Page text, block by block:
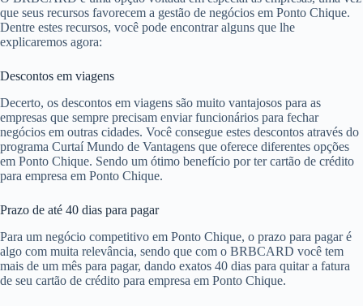
que seus recursos favorecem a gestão de negócios em Ponto Chique.
Dentre estes recursos, você pode encontrar alguns que lhe
explicaremos agora:
Descontos em viagens
Decerto, os descontos em viagens são muito vantajosos para as
empresas que sempre precisam enviar funcionários para fechar
negócios em outras cidades. Você consegue estes descontos através do
programa Curtaí Mundo de Vantagens que oferece diferentes opções
em Ponto Chique. Sendo um ótimo benefício por ter cartão de crédito
para empresa em Ponto Chique.
Prazo de até 40 dias para pagar
Para um negócio competitivo em Ponto Chique, o prazo para pagar é
algo com muita relevância, sendo que com o BRBCARD você tem
mais de um mês para pagar, dando exatos 40 dias para quitar a fatura
de seu cartão de crédito para empresa em Ponto Chique.